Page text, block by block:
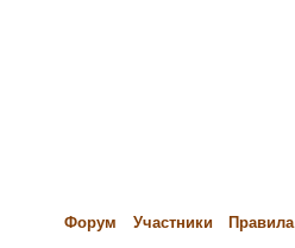
Форум Участники Правила